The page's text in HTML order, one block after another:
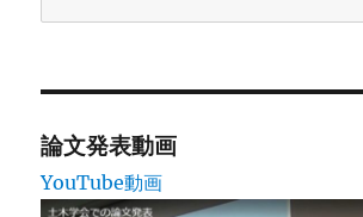
論文発表動画
YouTube動画